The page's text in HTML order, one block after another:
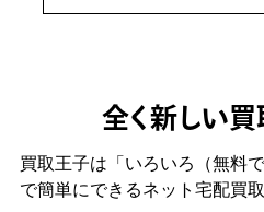
全く新しい
買取王子は「いろいろ（無料
で簡単にできるネット宅配買